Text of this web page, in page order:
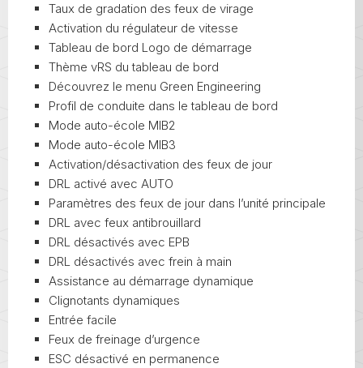
Taux de gradation des feux de virage
Activation du régulateur de vitesse
Tableau de bord Logo de démarrage
Thème vRS du tableau de bord
Découvrez le menu Green Engineering
Profil de conduite dans le tableau de bord
Mode auto-école MIB2
Mode auto-école MIB3
Activation/désactivation des feux de jour
DRL activé avec AUTO
Paramètres des feux de jour dans l’unité principale
DRL avec feux antibrouillard
DRL désactivés avec EPB
DRL désactivés avec frein à main
Assistance au démarrage dynamique
Clignotants dynamiques
Entrée facile
Feux de freinage d’urgence
ESC désactivé en permanence